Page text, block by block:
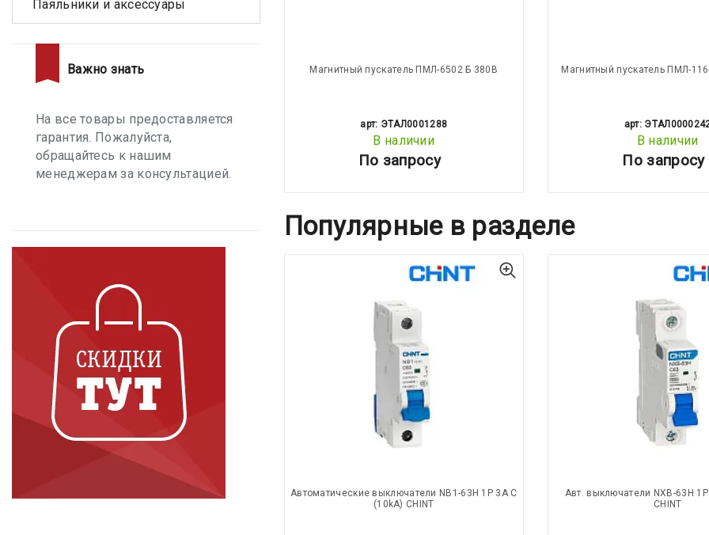
Магнитный пускатель ПМЛ-6502 Б 380В
арт: ЭТАЛ0001288
В наличии
По запросу
Магнитный пускатель ПМЛ-
арт:
В наличии
По запросу
Популярные в разделе
Автоматические выключатели NB1-63H 1P 3A C
(10kA) CHINT
Авт. выключатели NXB-63H
CHINT
Паяльники и аксессуары
Важно знать
На все товары предоставляется
гарантия. Пожалуйста,
обращайтесь к нашим
менеджерам за консультацией.